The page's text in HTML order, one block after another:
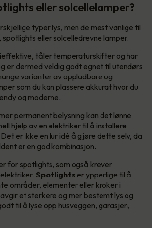
eller solcellelamper?
typer lys, men de mest vanlige til
spotlights eller solcelledrevne lamper.
tåler temperaturskifter og har
er dermed veldig godt egnet til utendørs
varianter av oppladbare og
som du kan plassere akkurat hvor du
og moderne.
permanent belysning kan det lønne
hjelp av en elektriker til å installere
er ikke en lur idé å gjøre dette selv, da
er en god kombinasjon.
for spotlights, som også krever
Spotlights er ypperlige til å
områder, elementer eller kroker i
et sterkere og mer bestemt lys og
til å lyse opp husveggen, garasjen,